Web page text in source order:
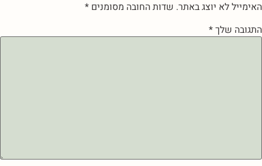
האימייל לא יוצג באתר. שדות החובה מסומנים *
התגובה שלך*